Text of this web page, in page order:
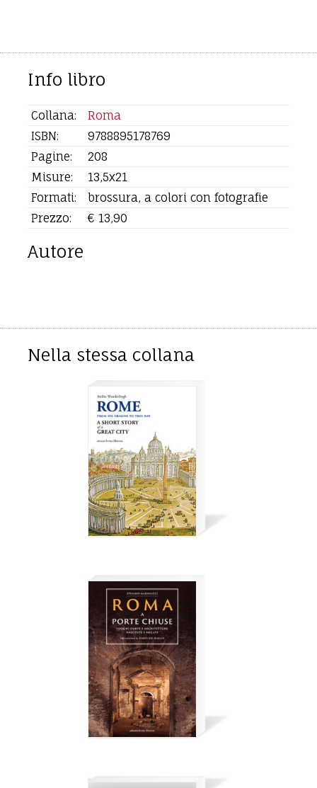
Info libro
Collana:
Roma
ISBN:
9788895178769
Pagine:
208
Misure:
13,5x21
Formati:
brossura, a colori con fotografie
Prezzo:
€ 13,90
Autore
Nella stessa collana